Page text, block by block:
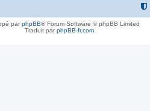
parphpBB® Forum Software © phpBB Limited
Traduit parphpBB-fr.com